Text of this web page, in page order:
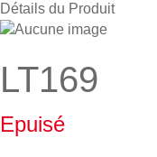
Détails du Produit
LT169
Epuisé